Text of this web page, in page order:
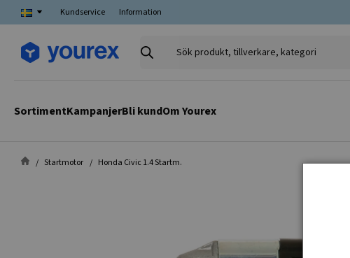
Kundservice Information
Sök
SortimentKampanjerBli kundOm Yourex
Startmotor Honda Civic 1.4 Startm.